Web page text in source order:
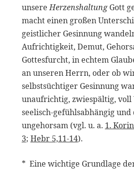
unsereHerzenshaltungGott
macht einen großen
geistlicher Gesinnung
Aufrichtigkeit, Demut,
Gottesfurcht, in echtem
an unseren Herrn, oder ob
selbstsüchtiger Gesinnung
unaufrichtig, zwiespältig, voll
seelisch-gefühlsabhängig
ungehorsam (vgl. u. a. 1.
3; Hebr 5,11-14).
* Eine wichtige Grundlage